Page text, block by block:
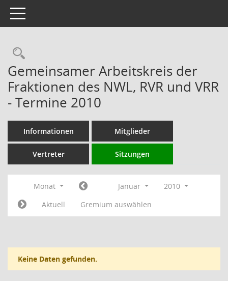
Toggle navigation
Rechercheauswahl
Gemeinsamer Arbeitskreis der
Fraktionen des NWL, RVR und VRR
- Termine 2010
Informationen Mitglieder
Vertreter Sitzungen
Monat Januar
2010
Aktuell
Gremium auswählen
Keine Daten gefunden.